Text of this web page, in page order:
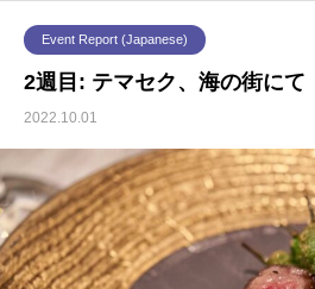
Event Report (Japanese)
2週目: テマセク、海の街にて
2022.10.01